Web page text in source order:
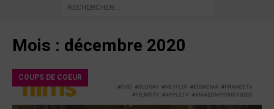
Mois : décembre 2020
COUPS DE COEUR